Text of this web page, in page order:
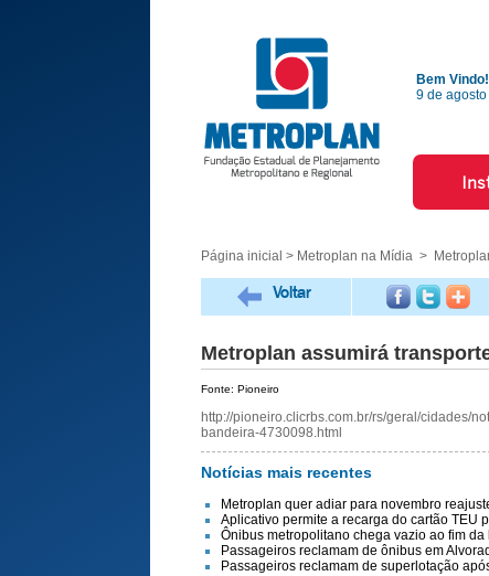
Bem Vindo!
9 de
Página inicial > Metroplan na Mídia >
Voltar
Metroplan assumirá
Fonte: Pioneiro
http://pioneiro.clicrbs.com.br/rs/geral/cidades/
bandeira-4730098.html
Notícias mais recentes
Metroplan quer adiar para novembro
Aplicativo permite a recarga do cartão TEU
Ônibus metropolitano chega vazio ao fim da
Passageiros reclamam de ônibus em
Passageiros reclamam de superlotação